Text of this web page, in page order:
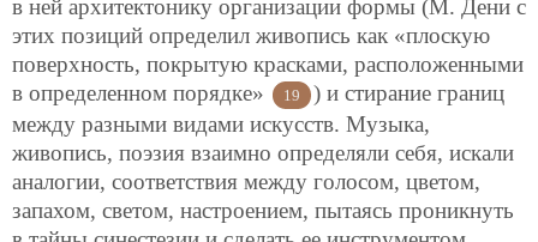
в ней архитектонику организации формы (М. Дени с
этих позиций определил живопись как «плоскую
поверхность, покрытую красками, расположенными
в определенном порядке»
19
) и стирание границ
между разными видами искусств. Музыка,
живопись, поэзия взаимно определяли себя, искали
аналогии, соответствия между голосом, цветом,
запахом, светом, настроением, пытаясь проникнуть